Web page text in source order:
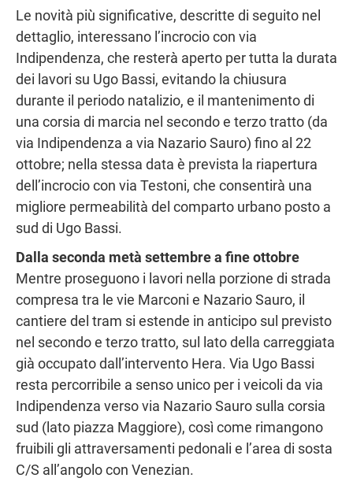
Le novità più significative, descritte di seguito nel
dettaglio, interessano l’incrocio con via
Indipendenza, che resterà aperto per tutta la durata
dei lavori su Ugo Bassi, evitando la chiusura
durante il periodo natalizio, e il mantenimento di
una corsia di marcia nel secondo e terzo tratto (da
via Indipendenza a via Nazario Sauro) fino al 22
ottobre; nella stessa data è prevista la riapertura
dell’incrocio con via Testoni, che consentirà una
migliore permeabilità del comparto urbano posto a
sud di Ugo Bassi.
Dalla seconda metà settembre a fine ottobre
Mentre proseguono i lavori nella porzione di strada
compresa tra le vie Marconi e Nazario Sauro, il
cantiere del tram si estende in anticipo sul previsto
nel secondo e terzo tratto, sul lato della carreggiata
già occupato dall’intervento Hera. Via Ugo Bassi
resta percorribile a senso unico per i veicoli da via
Indipendenza verso via Nazario Sauro sulla corsia
sud (lato piazza Maggiore), così come rimangono
fruibili gli attraversamenti pedonali e l’area di sosta
C/S all’angolo con Venezian.